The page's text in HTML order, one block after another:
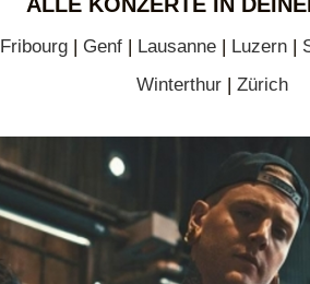
Fribourg | Genf | Lausanne | Luzern |
Winterthur| Zürich